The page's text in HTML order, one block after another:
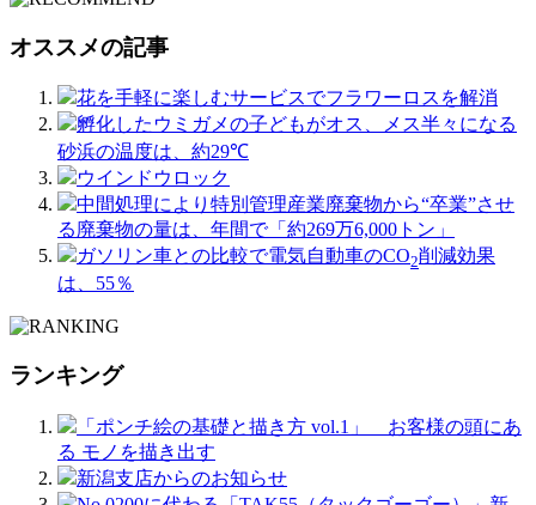
オススメの記事
花を手軽に楽しむサービスでフラワーロスを解消
孵化したウミガメの子どもがオス、メス半々になる
砂浜の温度は、約29℃
ウインドウロック
中間処理により特別管理産業廃棄物から“卒業”させ
る廃棄物の量は、年間で「約269万6,000トン」
ガソリン車との比較で電気自動車のCO2削減効果
は、55％
ランキング
「ポンチ絵の基礎と描き方 vol.1」 お客様の頭にあ
る モノを描き出す
新潟支店からのお知らせ